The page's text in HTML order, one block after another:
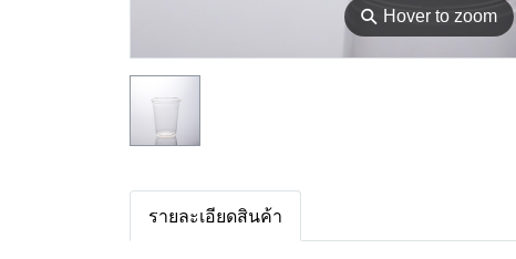
⚲ Hover to zoom
รายละเอียดสินค้า